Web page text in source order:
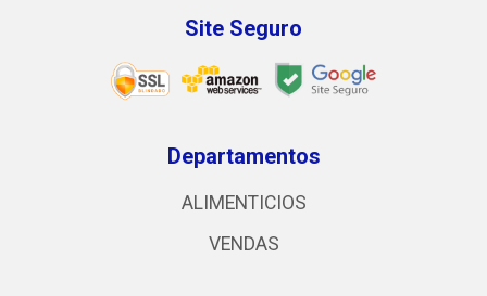
Site Seguro
Departamentos
ALIMENTICIOS
VENDAS